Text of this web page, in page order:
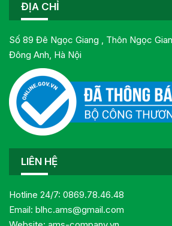
ĐỊA CHỈ
Số 89 Đê Ngọc Giang , Thôn Ngọc
Đông Anh, Hà Nội
LIÊN HỆ
Hotline 24/7: 0869.78.46.48
Email: blhc.ams@gmail.com